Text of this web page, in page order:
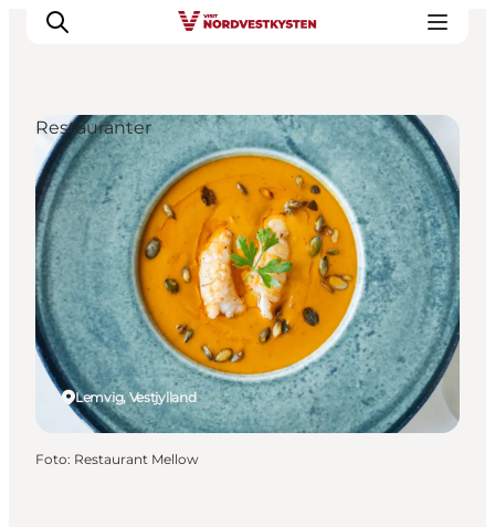
Feriesteder
Inspiration
Handicapvenlig ferie
Events
Overnatning
Planlæg din ferie
Lemvig, Vestjylland
Restauranter
Foto: Restaurant Mellow